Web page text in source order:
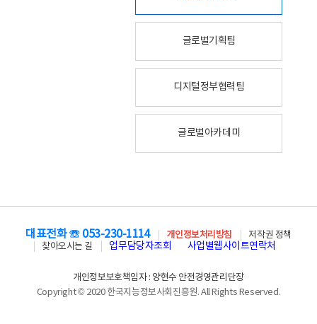
글로벌기획팀
디지털정부협력팀
글로벌아카데미
대표전화 ☏ 053-230-1114 개인정보처리방침
저작권 정책
찾아오시는 길
업무담당자조회 사업별웹사이트연락처
개인정보보호책임자 : 양현수 안전경영관리단장
Copyright © 2020 한국지능정보사회진흥원. All Rights Reserved.